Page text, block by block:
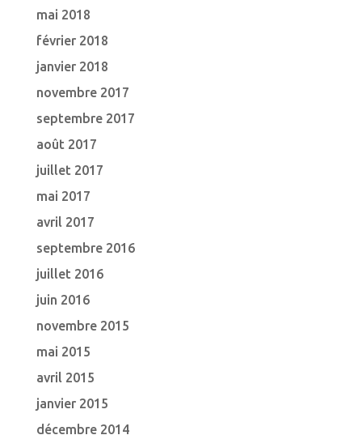
mai 2018
février 2018
janvier 2018
novembre 2017
septembre 2017
août 2017
juillet 2017
mai 2017
avril 2017
septembre 2016
juillet 2016
juin 2016
novembre 2015
mai 2015
avril 2015
janvier 2015
décembre 2014